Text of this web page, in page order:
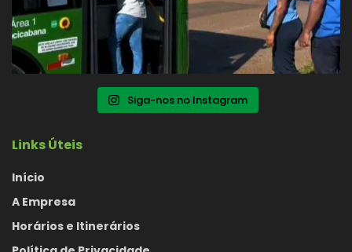
Siga-nos no Instagram
Links Úteis
Início
A Empresa
Horários e Itinerários